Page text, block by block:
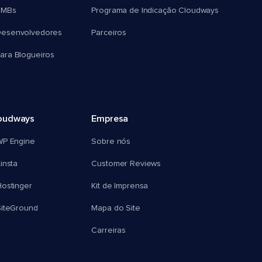
Blogueiros
Programa de Indicação Cloudways
Parceiros
Engine
Empresa
Sobre nós
Customer Reviews
Kit de Imprensa
Mapa do Site
Carreiras